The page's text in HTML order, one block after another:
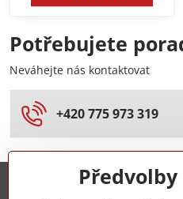
Potřebujete
Neváhejte nás kontaktovat
+420 775 973 319